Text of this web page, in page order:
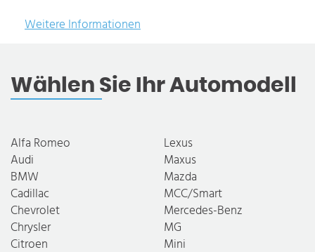
Weitere Informationen
Wählen Sie Ihr Automodell
Alfa Romeo
Audi
BMW
Cadillac
Chevrolet
Chrysler
Citroen
Lexus
Maxus
Mazda
MCC/Smart
Mercedes-Benz
MG
Mini